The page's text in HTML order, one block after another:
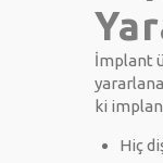
İmplant
ki
Hiç